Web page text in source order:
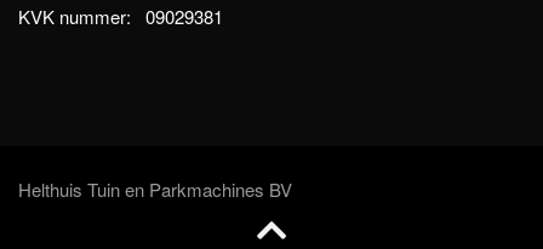
KVK nummer: 09029381
Helthuis Tuin en Parkmachines BV